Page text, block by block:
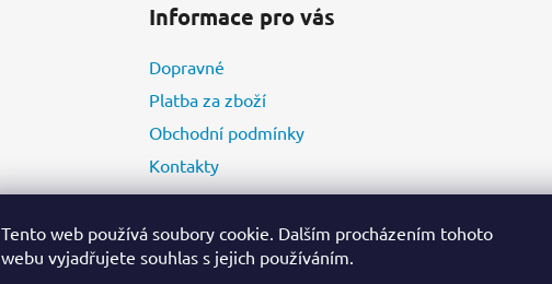
Tento web používá soubory cookie. Dalším procházením tohoto
webu vyjadřujete souhlas s jejich používáním.
Informace pro vás
Dopravné
Platba za zboží
Obchodní podmínky
Kontakty